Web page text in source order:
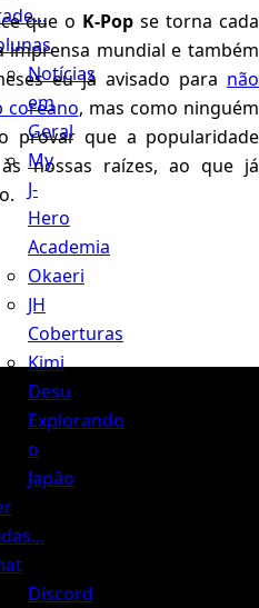
Notícias
em
Geral
My
J-
Hero
Academia
Okaeri
JH
Coberturas
Kimi
Desu
Explorando
o
Japão
Discord
que o K-Pop se torna cada
imprensa mundial e também
eu já avisado para não
coreano, mas como ninguém
provar que a popularidade
nossas raízes, ao que já